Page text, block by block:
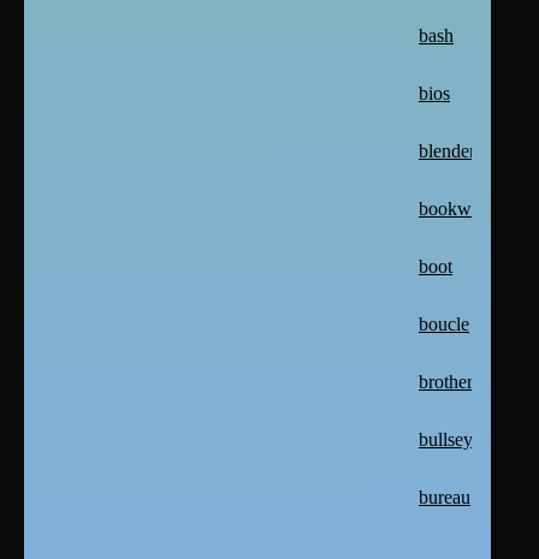
bash
bios
blender
bookworm
boot
boucle
brother
bullseye
bureau